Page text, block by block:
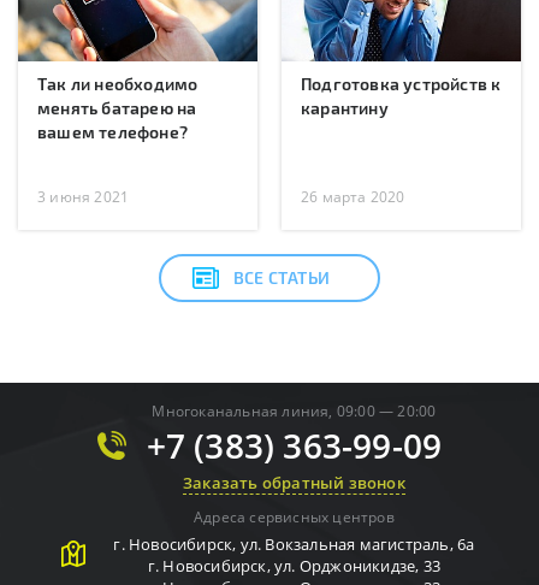
Так ли необходимо
менять батарею на
вашем телефоне?
3 июня 2021
Подготовка устройств к
карантину
26 марта 2020
ВСЕ СТАТЬИ
Многоканальная линия, 09:00 — 20:00
+7 (383) 363-99-09
Заказать обратный звонок
Адреса сервисных центров
г. Новосибирск, ул. Вокзальная магистраль, 6а
г. Новосибирск,ул. Орджоникидзе, 33